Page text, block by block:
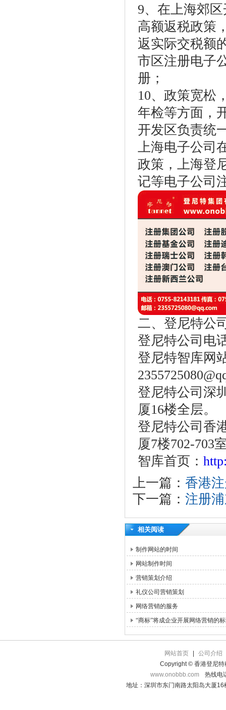
9、在上海郊
高额返税政策
返实际交税额
市区注册电子
册；
10、政策宽松
年检等方面，
开发区负责统
上海电子公司
政策，上海登
记等电子公司
二、登尼特公
登尼特公司电
登尼特智库网
登尼特公司深
厦16楼全层。
登尼特公司香
厦7楼702-703
智库首页：
上一篇： 香港
下一篇： 注册
相关阅读
制作网站的时间
网站制作时间
营销策划介绍
礼仪公司营销策划
网络营销的服务
“商标”将成企业开展网络营销的
网站首页
公司介绍
Copyright © 香港登尼特
www.onobbb.com
热线电
地址：深圳市东门南路太阳岛大厦